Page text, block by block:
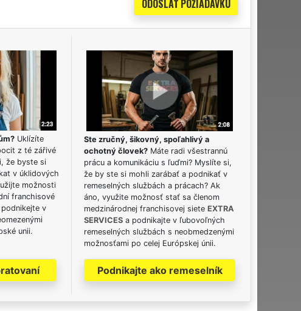
Uklízíte
z té zářivé
že byste si
v úklidových
možnosti
franchisové
v
unii.
Ste zručný, šikovný, spoľahlivý a
ochotný človek? Máte radi všestrannú
prácu a komunikáciu s ľuďmi? Myslíte si,
že by ste si mohli zarábať a podnikať v
remeselných službách a prácach? Ak
áno, využite možnosť stať sa členom
medzinárodnej franchisovej siete EXTRA
SERVICES a podnikajte v ľubovoľných
remeselných službách s neobmedzenými
možnosťami po celej Európskej únii.
Podnikajte ako remeselník